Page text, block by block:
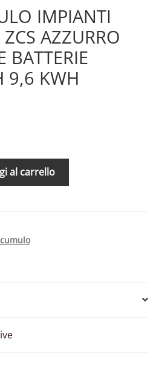
IMPIANTI
AZZURRO
BATTERIE
9,6 KWH
al carrello